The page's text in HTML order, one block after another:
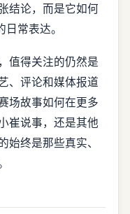
结论，而是它如何
常表达。
值得关注的仍然是
、评论和媒体报道
场故事如何在更多
崔说事，还是其他
终是那些真实、